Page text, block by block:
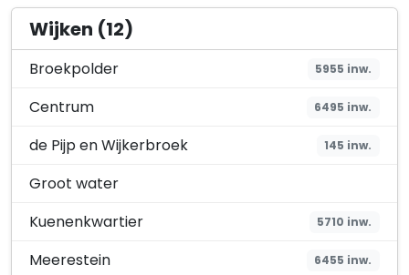
Wijken (12)
Broekpolder 5955 inw.
Centrum 6495 inw.
de Pijp en Wijkerbroek 145 inw.
Groot water
Kuenenkwartier
5710 inw.
Meerestein 6455 inw.